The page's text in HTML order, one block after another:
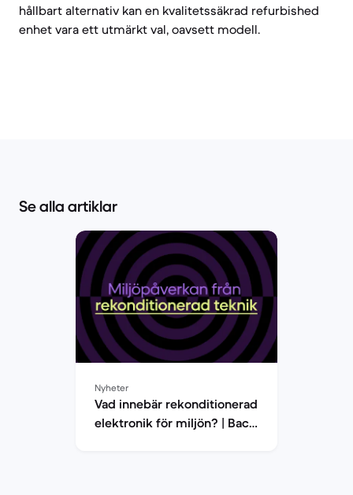
hållbart alternativ kan en kvalitetssäkrad refurbished
enhet vara ett utmärkt val, oavsett modell.
Se alla artiklar
Nyheter
Vad innebär rekonditionerad
elektronik för miljön? | Back